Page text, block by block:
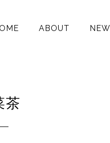
ABOUT
茶